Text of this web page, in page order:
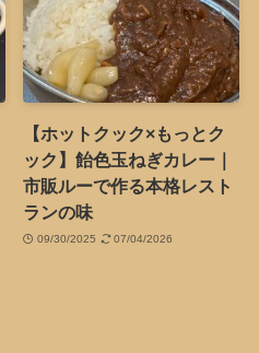
【ホットクック×もっとク
ック】飴色玉ねぎカレー｜
市販ルーで作る本格レスト
ランの味
09/30/2025 07/04/2026